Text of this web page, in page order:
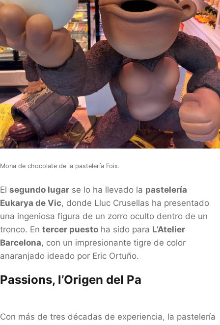
Mona de chocolate de la pastelería Foix.
El segundo lugar se lo ha llevado la pastelería
Eukarya de Vic, donde Lluc Crusellas ha presentado
una ingeniosa figura de un zorro oculto dentro de un
tronco. En tercer puesto ha sido para L’Atelier
Barcelona, con un impresionante tigre de color
anaranjado ideado por Eric Ortuño.
Passions, l’Origen del Pa
Con más de tres décadas de experiencia, la pastelería